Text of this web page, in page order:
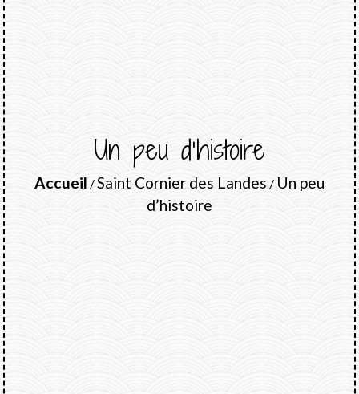
Un peu d’histoire
Accueil /Saint Cornier des Landes / Un peu
d’histoire